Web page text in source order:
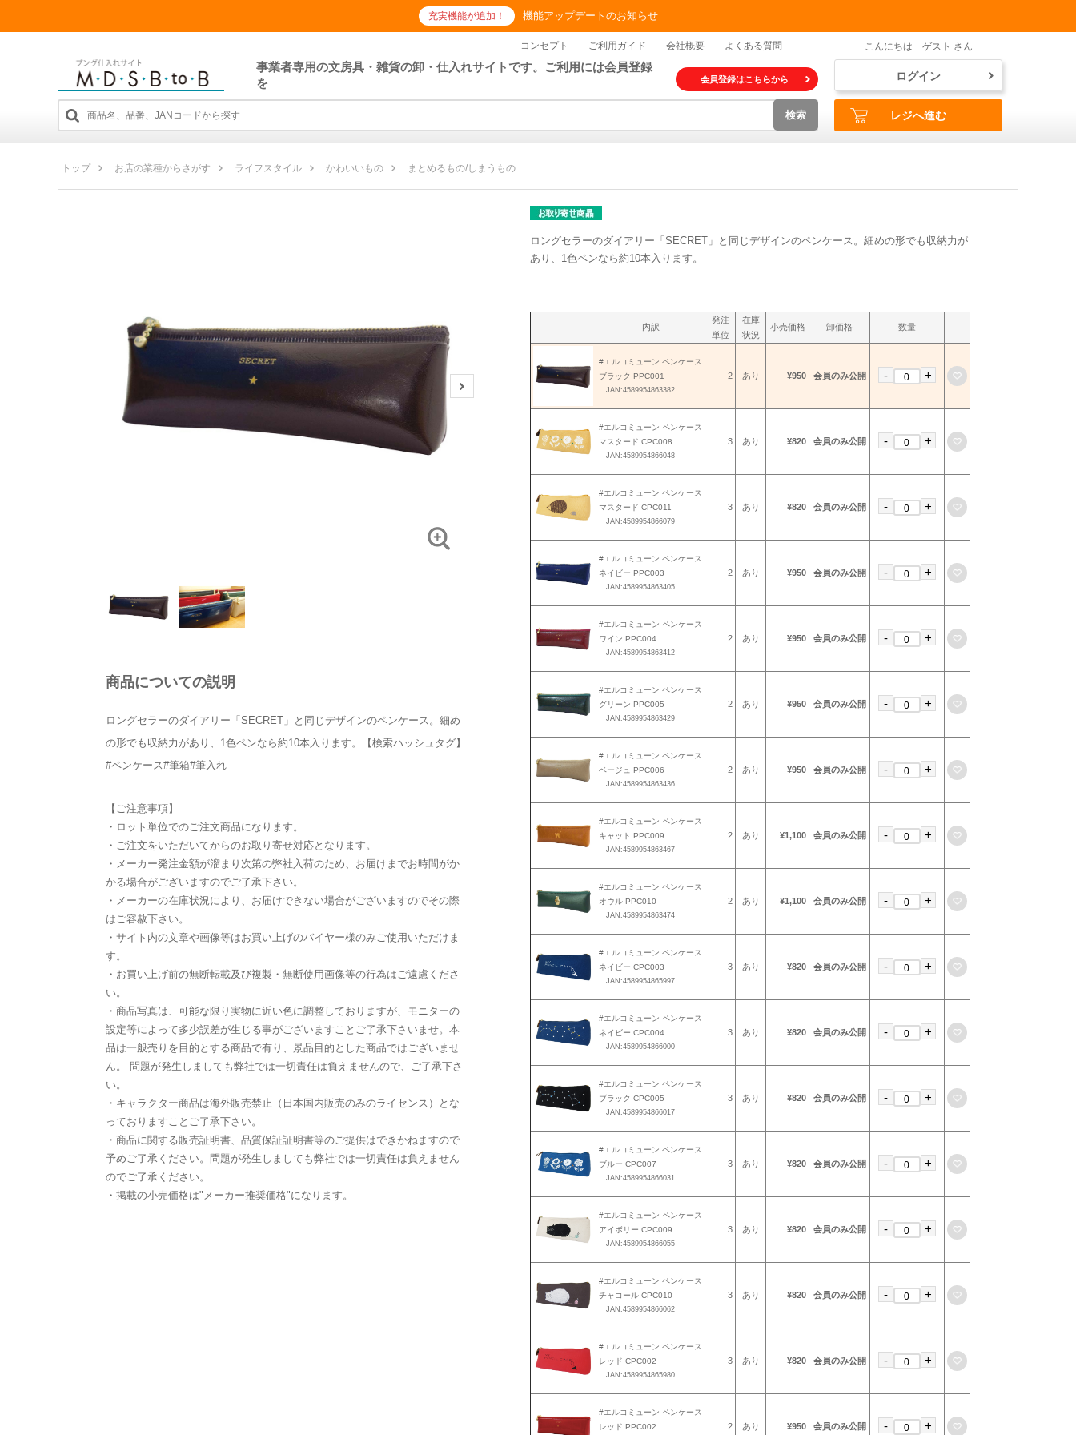
充実機能が追加！ 機能アップデートのお知らせ
コンセプト ご利用ガイド 会社概要 よくある質問
事業者専用の文房具・雑貨の卸・仕入れサイトです。ご利用には会員登録
を
会員登録はこちらから
検索
こんにちは ゲスト さん
ログイン
レジへ進む
トップ お店の業種からさがす ライフスタイル かわいいもの まとめるもの/しまうもの
商品についての説明
ロングセラーのダイアリー「SECRET」と同じデザインのペンケース。細め
の形でも収納力があり、1色ペンなら約10本入ります。【検索ハッシュタグ】
#ペンケース#筆箱#筆入れ
【ご注意事項】
・ロット単位でのご注文商品になります。
・ご注文をいただいてからのお取り寄せ対応となります。
・メーカー発注金額が溜まり次第の弊社入荷のため、お届けまでお時間がか
かる場合がございますのでご了承下さい。
・メーカーの在庫状況により、お届けできない場合がございますのでその際
はご容赦下さい。
・サイト内の文章や画像等はお買い上げのバイヤー様のみご使用いただけま
す。
・お買い上げ前の無断転載及び複製・無断使用画像等の行為はご遠慮くださ
い。
・商品写真は、可能な限り実物に近い色に調整しておりますが、モニターの
設定等によって多少誤差が生じる事がございますことご了承下さいませ。本
品は一般売りを目的とする商品で有り、景品目的とした商品ではございませ
ん。 問題が発生しましても弊社では一切責任は負えませんので、ご了承下さ
い。
・キャラクター商品は海外販売禁止（日本国内販売のみのライセンス）とな
っておりますことご了承下さい。
・商品に関する販売証明書、品質保証証明書等のご提供はできかねますので
予めご了承ください。問題が発生しましても弊社では一切責任は負えません
のでご了承ください。
・掲載の小売価格は"メーカー推奨価格"になります。
ロングセラーのダイアリー「SECRET」と同じデザインのペンケース。細めの形でも収納力が
あり、1色ペンなら約10本入ります。
内訳
発注
単位
在庫
状況
小売価格 卸価格 数量
#エルコミューン ペンケース
ブラック PPC001
JAN:4589954863382
2 あり ¥950 会員のみ公開 - +
#エルコミューン ペンケース
マスタード CPC008
JAN:4589954866048
3 あり ¥820 会員のみ公開 - +
#エルコミューン ペンケース
マスタード CPC011
JAN:4589954866079
3 あり ¥820 会員のみ公開 - +
#エルコミューン ペンケース
ネイビー PPC003
JAN:4589954863405
2 あり ¥950 会員のみ公開 - +
#エルコミューン ペンケース
ワイン PPC004
JAN:4589954863412
2 あり ¥950 会員のみ公開 - +
#エルコミューン ペンケース
グリーン PPC005
JAN:4589954863429
2 あり ¥950 会員のみ公開 - +
#エルコミューン ペンケース
ベージュ PPC006
JAN:4589954863436
2 あり ¥950 会員のみ公開 - +
#エルコミューン ペンケース
キャット PPC009
JAN:4589954863467
2 あり ¥1,100 会員のみ公開 - +
#エルコミューン ペンケース
オウル PPC010
JAN:4589954863474
2 あり ¥1,100 会員のみ公開 - +
#エルコミューン ペンケース
ネイビー CPC003
JAN:4589954865997
3 あり ¥820 会員のみ公開 - +
#エルコミューン ペンケース
ネイビー CPC004
JAN:4589954866000
3 あり ¥820 会員のみ公開 - +
#エルコミューン ペンケース
ブラック CPC005
JAN:4589954866017
3 あり ¥820 会員のみ公開 - +
#エルコミューン ペンケース
ブルー CPC007
JAN:4589954866031
3 あり ¥820 会員のみ公開 - +
#エルコミューン ペンケース
アイボリー CPC009
JAN:4589954866055
3 あり ¥820 会員のみ公開 - +
#エルコミューン ペンケース
チャコール CPC010
JAN:4589954866062
3 あり ¥820 会員のみ公開 - +
#エルコミューン ペンケース
レッド CPC002
JAN:4589954865980
3 あり ¥820 会員のみ公開 - +
#エルコミューン ペンケース
レッド PPC002
2 あり ¥950 会員のみ公開 - +